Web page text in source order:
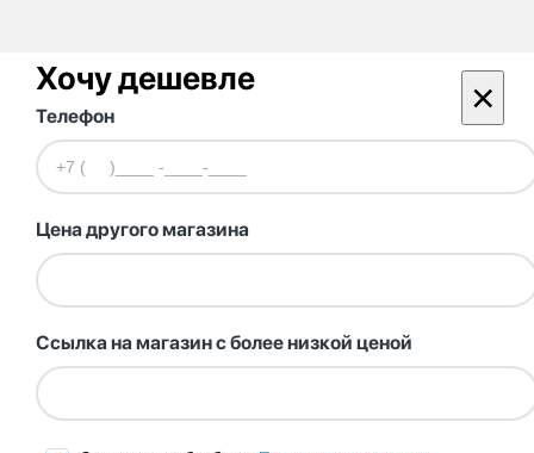
Хочу дешевле ×
Телефон
Цена другого магазина
Ссылка на магазин с более низкой ценой